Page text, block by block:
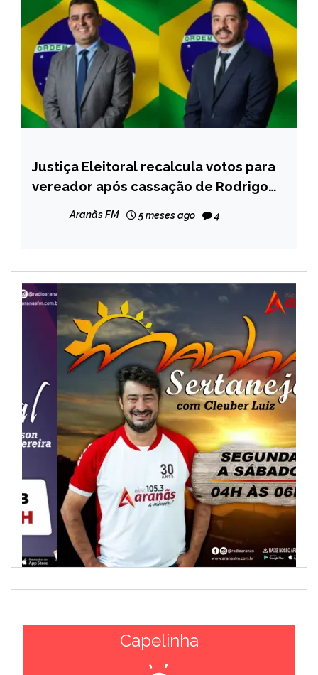
CAPELINHA
Justiça Eleitoral recalcula votos para
vereador após cassação de Rodrigo
Aranãs FM 5 meses ago 4
Capelinha